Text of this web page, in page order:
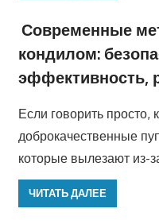
Современные
кондилом:
эффективность,
Если говорить
доброкачественные
которые вылезают из-
ЧИТАТЬ ДАЛЕЕ